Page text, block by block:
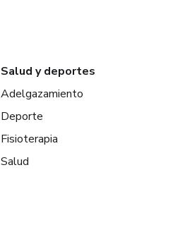
Salud y deportes
Adelgazamiento
Deporte
Fisioterapia
Salud